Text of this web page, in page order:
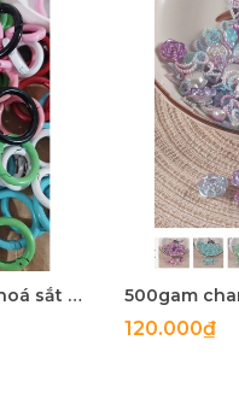
5-100 còng sắt, khoen khoá sắt mix màu 20mm, 25mm, 28mm
120.000₫